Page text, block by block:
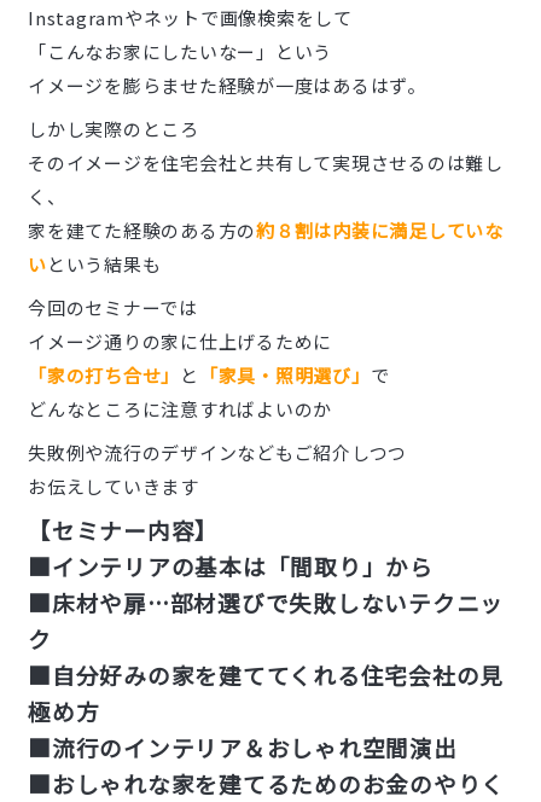
Instagramやネットで画像検索をして
「こんなお家にしたいなー」という
イメージを膨らませた経験が一度はあるはず。
しかし実際のところ
そのイメージを住宅会社と共有して実現させるのは難し
く、
家を建てた経験のある方の約８割は内装に満足していな
いという結果も
今回のセミナーでは
イメージ通りの家に仕上げるために
「家の打ち合せ」
と 「家具・照明選び」 で
どんなところに注意すればよいのか
失敗例や流行のデザインなどもご紹介しつつ
お伝えしていきます
【セミナー内容】
■インテリアの基本は「間取り」から
■床材や扉…部材選びで失敗しないテクニッ
ク
■自分好みの家を建ててくれる住宅会社の見
極め方
■流行のインテリア＆おしゃれ空間演出
■おしゃれな家を建てるためのお金のやりく